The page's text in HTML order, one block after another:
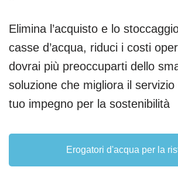
Elimina l’acquisto e lo
casse d’acqua, riduci i costi
dovrai più preoccuparti dello
soluzione che migliora il servizio
tuo impegno per la sostenibilità
Erogatori d'acqua per la